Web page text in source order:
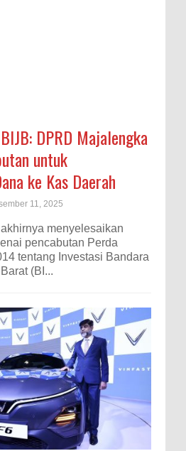
DPRD Majalengka
untuk
ke Kas Daerah
11, 2025
menyelesaikan
pencabutan Perda
tentang Investasi Bandara
(BI...